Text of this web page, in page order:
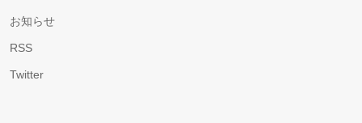
お知らせ
RSS
Twitter